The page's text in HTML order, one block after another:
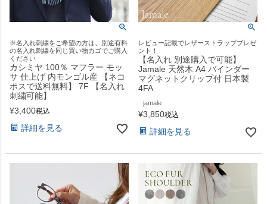
※名入れ刺繍をご希望の方は、別途有料
の名入れ刺繍を同じ買い物カゴでご購入
ください
カシミヤ 100％ マフラー モッ
サ 仕上げ 内モンゴル産 【ネコ
ポスで送料無料】 7F 【名入れ
刺繍可能】
¥3,400税込
詳細を見る
レビュー記載でレザーストラッププレゼ
ント！
【名入れ 別途購入で可能】
Jamale 天然木 A4 バインダー
マグネットクリップ付 日本製
4FA
jamale
¥3,850税込
詳細を見る